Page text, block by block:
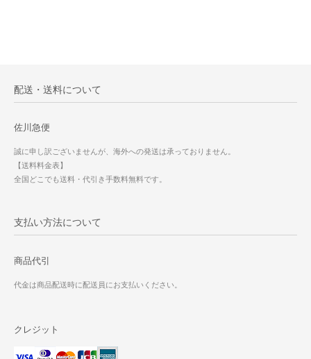
配送・送料について
佐川急便
誠に申し訳ございませんが、海外への発送は承っておりません。
【送料料金表】
全国どこでも送料・代引き手数料無料です。
支払い方法について
商品代引
代金は商品配送時に配送員にお支払いください。
クレジット